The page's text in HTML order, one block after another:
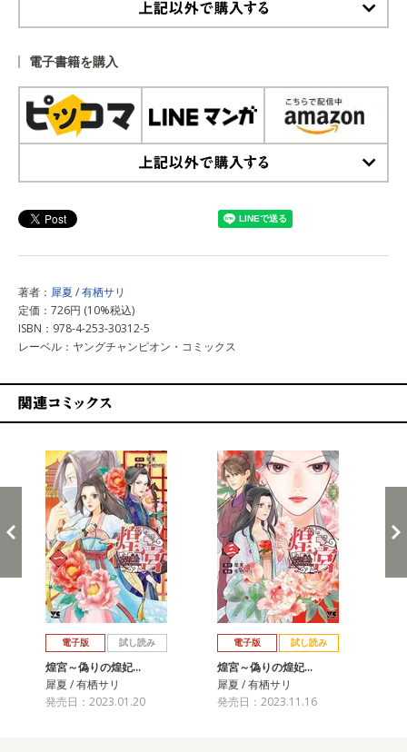
電子書籍を購入
著者： 犀夏/有栖サリ
定価：726円 (10%税込)
ISBN：978-4-253-30312-5
レーベル：ヤングチャンピオン・コミックス
電子版 試し読み
煌宮～偽りの煌妃…
犀夏 / 有栖サリ
発売日：2023.01.20
電子版 試し読み
煌宮～偽りの煌妃…
犀夏 / 有栖サリ
発売日：2023.11.16